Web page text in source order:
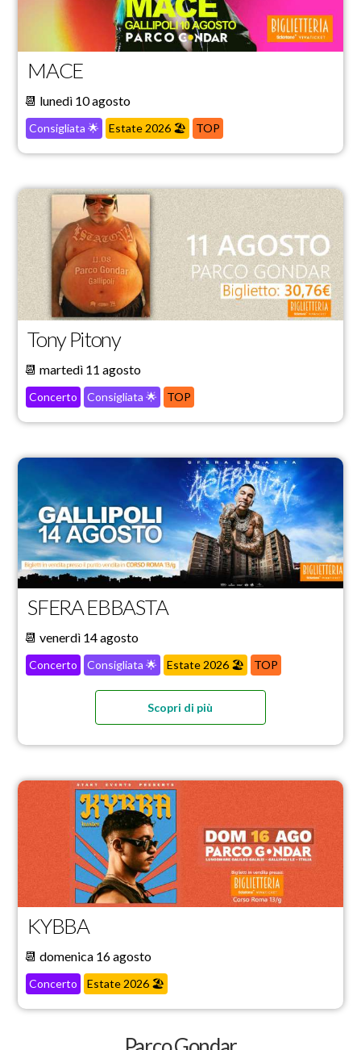
MACE
📆 lunedì 10 agosto
Consigliata 🌟 Estate 2026 🏖️ TOP
Tony Pitony
📆 martedì 11 agosto
Concerto Consigliata 🌟 TOP
SFERA EBBASTA
📆 venerdì 14 agosto
Concerto Consigliata 🌟 Estate 2026 🏖️ TOP
Scopri di più
KYBBA
📆 domenica 16 agosto
Concerto Estate 2026 🏖️